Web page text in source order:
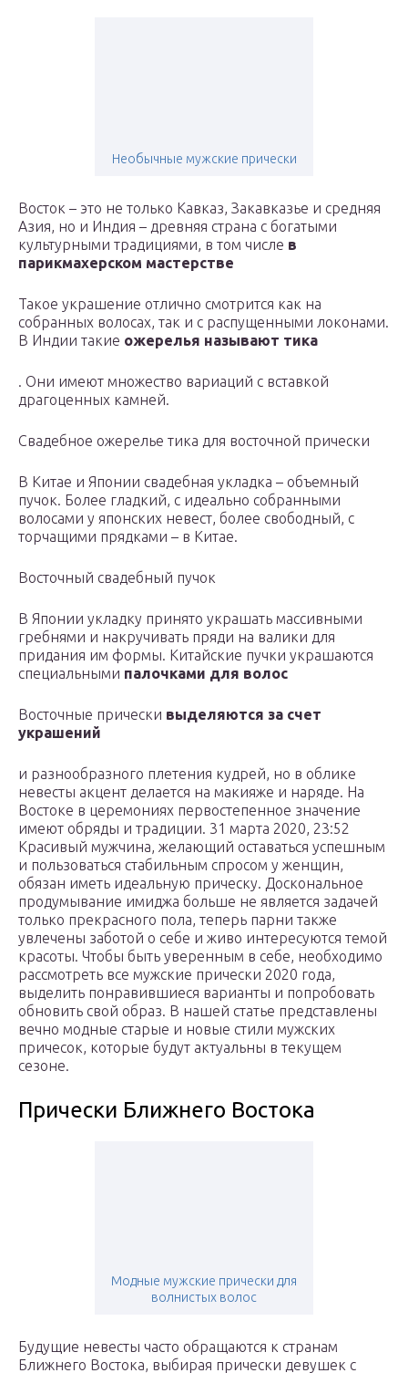
Необычные мужские прически
Восток – это не только Кавказ, Закавказье и средняя
Азия, но и Индия – древняя страна с богатыми
культурными традициями, в том числе в
парикмахерском мастерстве
Такое украшение отлично смотрится как на
собранных волосах, так и с распущенными локонами.
В Индии такие ожерелья называют тика
. Они имеют множество вариаций с вставкой
драгоценных камней.
Свадебное ожерелье тика для восточной прически
В Китае и Японии свадебная укладка – объемный
пучок. Более гладкий, с идеально собранными
волосами у японских невест, более свободный, с
торчащими прядками – в Китае.
Восточный свадебный пучок
В Японии укладку принято украшать массивными
гребнями и накручивать пряди на валики для
придания им формы. Китайские пучки украшаются
специальными палочками для волос
Восточные прически выделяются за счет
украшений
и разнообразного плетения кудрей, но в облике
невесты акцент делается на макияже и наряде. На
Востоке в церемониях первостепенное значение
имеют обряды и традиции. 31 марта 2020, 23:52
Красивый мужчина, желающий оставаться успешным
и пользоваться стабильным спросом у женщин,
обязан иметь идеальную прическу. Доскональное
продумывание имиджа больше не является задачей
только прекрасного пола, теперь парни также
увлечены заботой о себе и живо интересуются темой
красоты. Чтобы быть уверенным в себе, необходимо
рассмотреть все мужские прически 2020 года,
выделить понравившиеся варианты и попробовать
обновить свой образ. В нашей статье представлены
вечно модные старые и новые стили мужских
причесок, которые будут актуальны в текущем
сезоне.
Прически Ближнего Востока
Модные мужские прически для
волнистых волос
Будущие невесты часто обращаются к странам
Ближнего Востока, выбирая прически девушек с